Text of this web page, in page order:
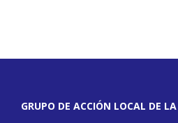
GRUPO DE ACCIÓN LOCAL DE LA